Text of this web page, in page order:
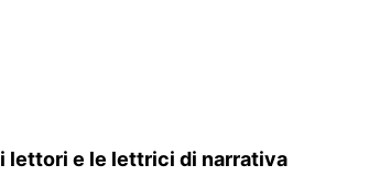
i lettori e le lettrici di narrativa